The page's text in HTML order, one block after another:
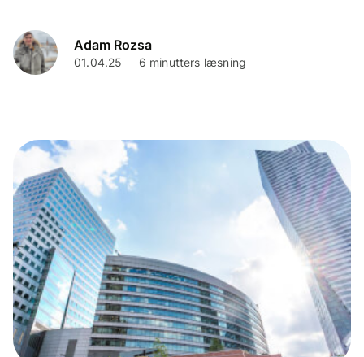
Adam Rozsa
01.04.25 6 minutters læsning